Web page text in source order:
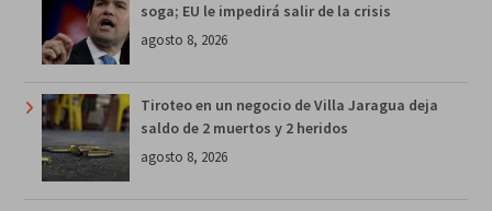
soga; EU le impedirá salir de la crisis
agosto 8, 2026
Tiroteo en un negocio de Villa Jaragua deja
saldo de 2 muertos y 2 heridos
agosto 8, 2026